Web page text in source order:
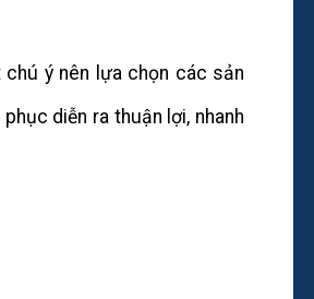
ý nên lựa chọn các sản
diễn ra thuận lợi, nhanh